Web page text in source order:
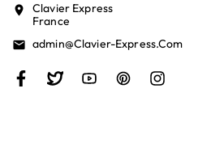
location_on
Clavier Express
France
email Admin@clavier-Express.com